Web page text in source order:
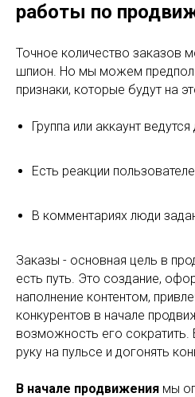
работы по
Точное количество заказов
шпион. Но мы можем
признаки, которые будут на
Группа или аккаунт
Есть реакции
В комментариях люди
Заказы - основная цель в
есть путь. Это создание,
наполнение контентом,
конкурентов в начале
возможность его
руку на пульсе и догонять
В начале продвижения мы